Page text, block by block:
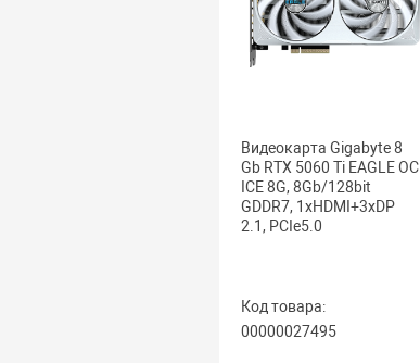
Видеокарта Gigabyte 8
Gb RTX 5060 Ti EAGLE OC
ICE 8G, 8Gb/128bit
GDDR7, 1хHDMI+3xDP
2.1, PCIe5.0
Код товара:
00000027495